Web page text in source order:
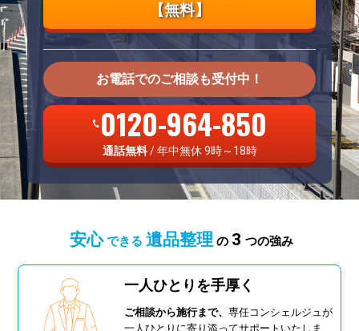
【無料】
お電話でのご相談も受付中！
0120-964-850
通話無料/ 年中無休 9時～18時
安心 できる 遺品整理 の 3 つの強み
一人ひとりを手厚く
ご相談から施行まで、専任コンシェルジュが
一人ひとりに寄り添ってサポートいたしま